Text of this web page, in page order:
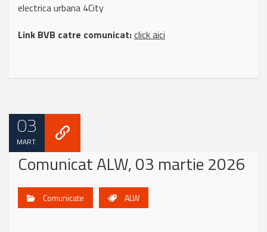
electrica urbana 4City
Link BVB catre comunicat:click aici
03
MART.
Comunicat ALW, 03 martie 2026
Comunicate ALW